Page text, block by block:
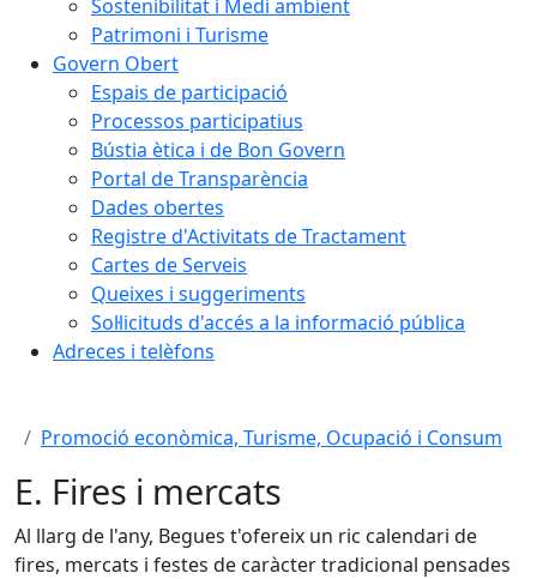
Sostenibilitat i Medi ambient
Patrimoni i Turisme
Govern Obert
Espais de participació
Processos participatius
Bústia ètica i de Bon Govern
Portal de Transparència
Dades obertes
Registre d'Activitats de Tractament
Cartes de Serveis
Queixes i suggeriments
Sol·licituds d'accés a la informació pública
Adreces i telèfons
Promoció econòmica, Turisme, Ocupació i Consum
E. Fires i mercats
Al llarg de l'any, Begues t'ofereix un ric calendari de
fires, mercats i festes de caràcter tradicional pensades